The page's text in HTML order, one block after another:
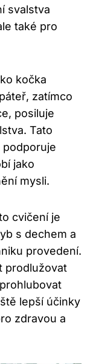
svalstva⁢
také pro
kočka
zatímco
posiluje⁤
Tato
podporuje
jako
mysli.
cvičení je
s​ dechem‍ a
provedení.
prodlužovat
lepší účinky
zdravou a